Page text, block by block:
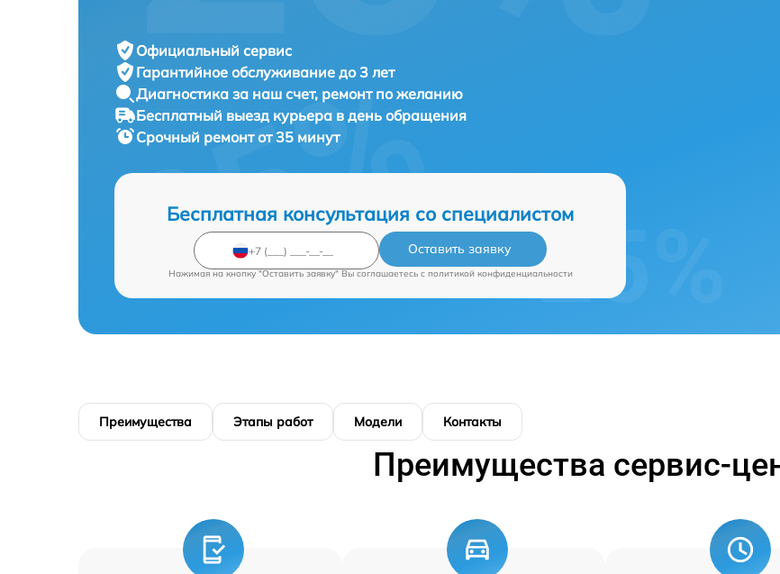
Официальный сервис
Гарантийное обслуживание до 3 лет
Диагностика за наш счет, ремонт по желанию
Бесплатный выезд курьера в день обращения
Срочный ремонтот 35 минут
Бесплатная консультация со специалистом
Оставить заявку
Нажимая на кнопку "Оставить заявку" Вы соглашаетесь c политикой конфиденциальности
Преимущества Этапы работ Модели Контакты
Преимущества сервис-